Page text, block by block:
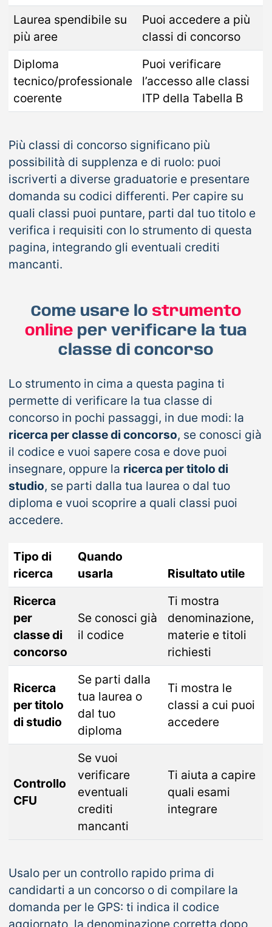
Laurea spendibile su
più aree
Puoi accedere a più
classi di concorso
Diploma
tecnico/professionale
coerente
Puoi verificare
l’accesso alle classi
ITP della Tabella B
Più classi di concorso significano più
possibilità di supplenza e di ruolo: puoi
iscriverti a diverse graduatorie e presentare
domanda su codici differenti. Per capire su
quali classi puoi puntare, parti dal tuo titolo e
verifica i requisiti con lo strumento di questa
pagina, integrando gli eventuali crediti
mancanti.
Come usare lo strumento
online per verificare la tua
classe di concorso
Lo strumento in cima a questa pagina ti
permette di verificare la tua classe di
concorso in pochi passaggi, in due modi: la
ricerca per classe di concorso, se conosci già
il codice e vuoi sapere cosa e dove puoi
insegnare, oppure la ricerca per titolo di
studio, se parti dalla tua laurea o dal tuo
diploma e vuoi scoprire a quali classi puoi
accedere.
Tipo di
ricerca
Quando
usarla
Risultato utile
Ricerca
per
classe di
concorso
Se conosci già
il codice
Ti mostra
denominazione,
materie e titoli
richiesti
Ricerca
per titolo
di studio
Se parti dalla
tua laurea o
dal tuo
diploma
Ti mostra le
classi a cui puoi
accedere
Controllo
CFU
Se vuoi
verificare
eventuali
crediti
mancanti
Ti aiuta a capire
quali esami
integrare
Usalo per un controllo rapido prima di
candidarti a un concorso o di compilare la
domanda per le GPS: ti indica il codice
aggiornato, la denominazione corretta dopo